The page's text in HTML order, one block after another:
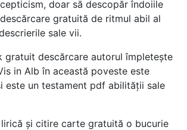
doar să descopăr îndoiile
gratuită de ritmul abil al
sale vii.
gratuit descărcare autorul împletește
in Alb în această poveste este
este un testament pdf abilității sale
și citire carte gratuită o bucurie